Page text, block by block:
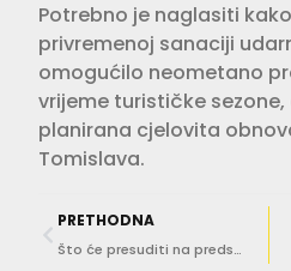
Potrebno je naglasiti
privremenoj sanaciji
omogućilo neometano
vrijeme turističke sezone,
planirana cjelovita
Tomislava.
PRETHODNA
Što će presuditi na predstojećim izborima? Osobnost, ideologija ili vizija?